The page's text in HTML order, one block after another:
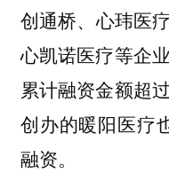
创通桥、心玮医
心凯诺医疗等企
累计融资金额超
创办的暖阳医疗
融资。